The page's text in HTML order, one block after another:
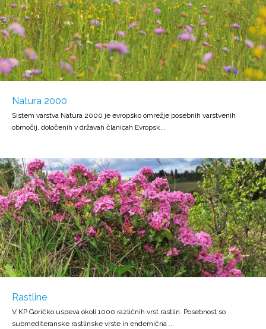
Natura 2000
Sistem varstva Natura 2000 je evropsko omrežje posebnih varstvenih
območij, določenih v državah članicah Evropsk...
Rastline
V KP Goričko uspeva okoli 1000 različnih vrst rastlin. Posebnost so
submediteranske rastlinske vrste in endemična ...